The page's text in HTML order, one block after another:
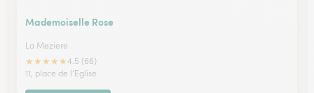
Mademoiselle Rose
La Meziere
★★★★★4.5 (66)
11, place de l'Eglise